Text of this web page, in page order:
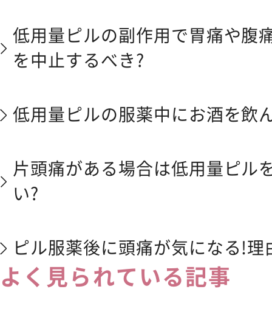
低用量ピルの副作用で胃痛や腹
を中止するべき?
低用量ピルの服薬中にお酒を飲
片頭痛がある場合は低用量ピル
い?
ピル服薬後に頭痛が気になる!理
よく見られている記事